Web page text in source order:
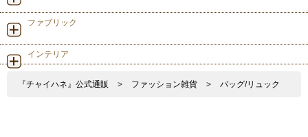
ファブリック
インテリア
『チャイハネ』公式通販 > ファッション雑貨 > バッグ/リュック